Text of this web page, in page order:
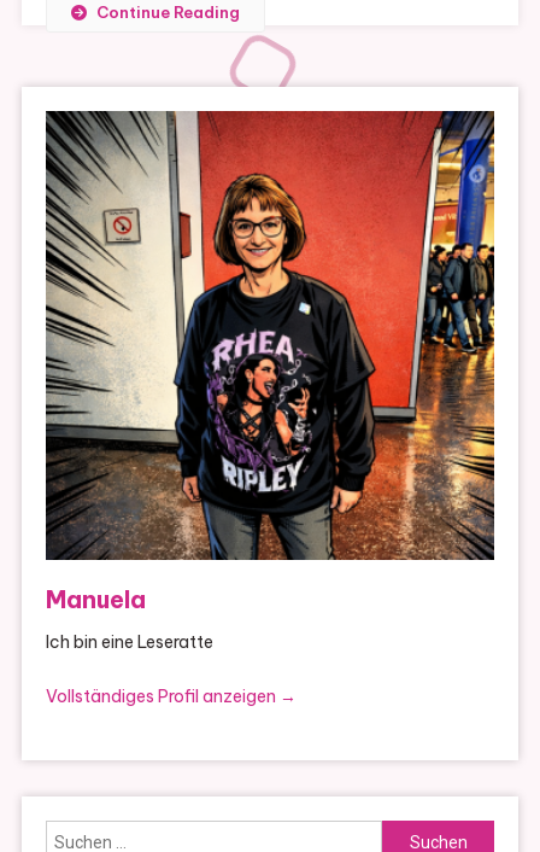
Continue Reading
Manuela
Ich bin eine Leseratte
Vollständiges Profil anzeigen →
Suchen